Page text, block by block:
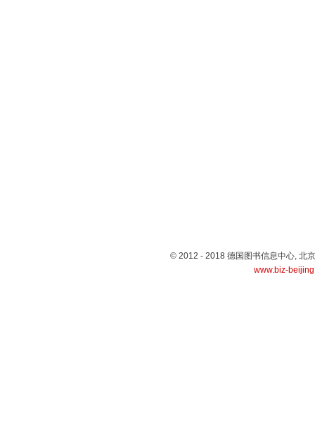
© 2012 - 2018 德国图书信息中心, 北
www.biz-